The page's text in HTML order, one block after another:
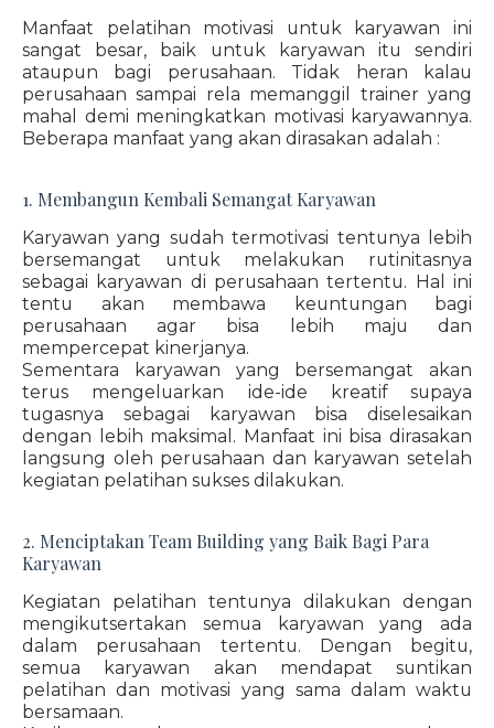
Manfaat pelatihan motivasi untuk karyawan ini
sangat besar, baik untuk karyawan itu sendiri
ataupun bagi perusahaan. Tidak heran kalau
perusahaan sampai rela memanggil trainer yang
mahal demi meningkatkan motivasi karyawannya.
Beberapa manfaat yang akan dirasakan adalah :
1. Membangun Kembali Semangat Karyawan
Karyawan yang sudah termotivasi tentunya lebih
bersemangat untuk melakukan rutinitasnya
sebagai karyawan di perusahaan tertentu. Hal ini
tentu akan membawa keuntungan bagi
perusahaan agar bisa lebih maju dan
mempercepat kinerjanya.
Sementara karyawan yang bersemangat akan
terus mengeluarkan ide-ide kreatif supaya
tugasnya sebagai karyawan bisa diselesaikan
dengan lebih maksimal. Manfaat ini bisa dirasakan
langsung oleh perusahaan dan karyawan setelah
kegiatan pelatihan sukses dilakukan.
2. Menciptakan Team Building yang Baik Bagi Para
Karyawan
Kegiatan pelatihan tentunya dilakukan dengan
mengikutsertakan semua karyawan yang ada
dalam perusahaan tertentu. Dengan begitu,
semua karyawan akan mendapat suntikan
pelatihan dan motivasi yang sama dalam waktu
bersamaan.